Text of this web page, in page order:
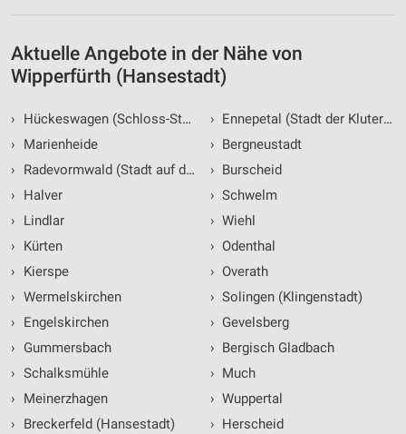
Aktuelle Angebote in der Nähe von
Wipperfürth (Hansestadt)
›
Hückeswagen (Schloss-Stadt)
›
Marienheide
›
Radevormwald (Stadt auf der Höhe)
›
Halver
›
Lindlar
›
Kürten
›
Kierspe
› Wermelskirchen
›
Engelskirchen
›
Gummersbach
› Schalksmühle
›
Meinerzhagen
›
Breckerfeld (Hansestadt)
› Ennepetal (Stadt der
› Bergneustadt
› Burscheid
› Schwelm
› Wiehl
› Odenthal
› Overath
› Solingen (Klingenstadt)
› Gevelsberg
› Bergisch Gladbach
› Much
› Wuppertal
› Herscheid